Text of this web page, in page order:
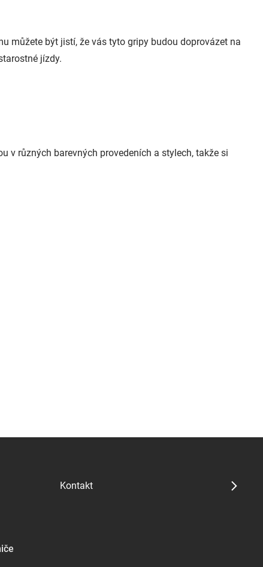
můžete být jistí, že vás tyto gripy budou doprovázet na
jízdy.
v různých barevných provedeních a stylech, takže si
Kontakt